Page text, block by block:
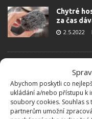
Abychom poskytli co
ukládání a/nebo přístupu k
soubory cookies. Souhlas
partnerům umožní
Chytré
za čas
2.5.2022
Vodní
tisíce
složitého
19.2.2022